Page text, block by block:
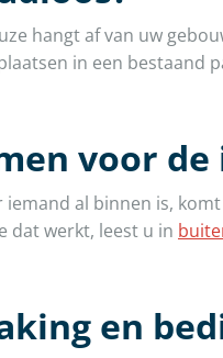
hangt af van uw
in een bestaand
voor
iemand al binnen is,
dat werkt, leest u in
en